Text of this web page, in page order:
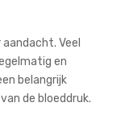
Veel
en
belangrijk
de bloeddruk.